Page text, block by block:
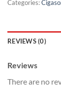
Categories:
REVIEWS (0)
Reviews
There are no